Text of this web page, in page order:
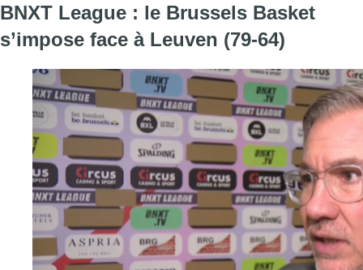
BNXT League : le Brussels Basket
s’impose face à Leuven (79-64)